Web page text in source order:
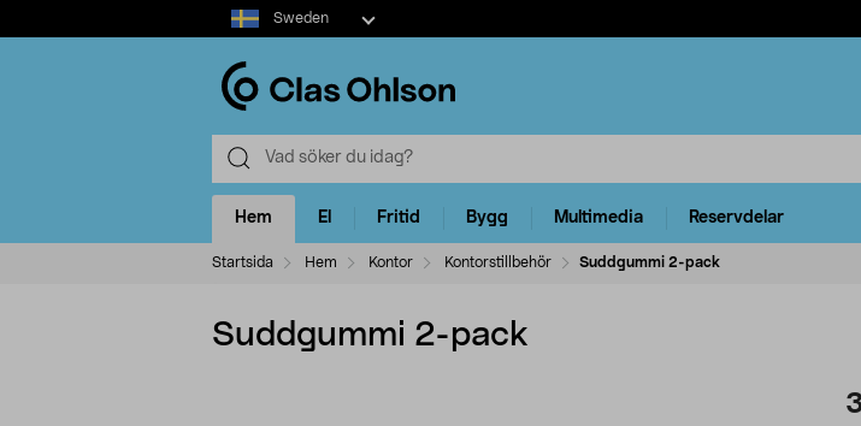
Select
market
Sweden
Hem El Fritid Bygg Multimedia Reservdelar
Startsida Hem Kontor Kontorstillbehör Suddgummi 2-pack
Suddgummi 2-pack